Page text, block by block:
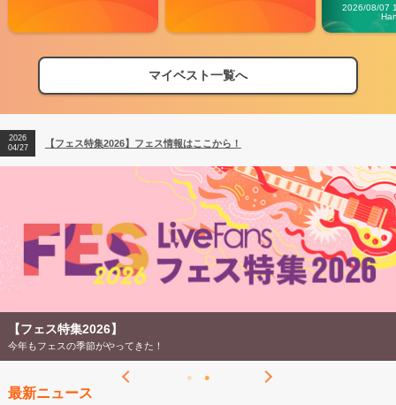
2026/08/07
マイベスト一覧へ
【フェス特集2026】フェス情報はここから！
【ライブ動員ランキング】2026年上半期編発表！
2026
04/27
【フェス特集2026】フェス情報はここから！
2026
【ライブ動員ランキング】2026年上半期編発表！
【フェス特集2026】
今年もフェスの季節がやってきた！
最新ニュース